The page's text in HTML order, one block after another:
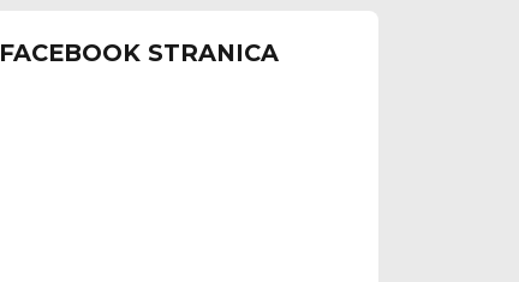
FACEBOOK STRANICA